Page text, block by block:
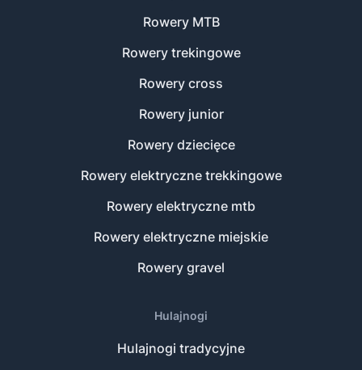
Rowery MTB
Rowery trekingowe
Rowery cross
Rowery junior
Rowery dziecięce
Rowery elektryczne trekkingowe
Rowery elektryczne mtb
Rowery elektryczne miejskie
Rowery gravel
Hulajnogi
Hulajnogi tradycyjne